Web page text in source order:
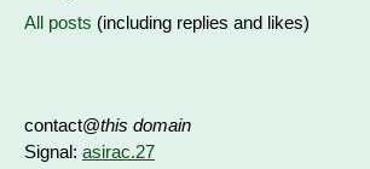
All posts (including replies and likes)
contact@this domain
Signal: asirac.27